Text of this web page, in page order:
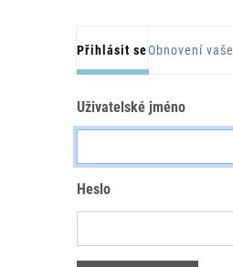
Hlavní
Přihlásit seObnovení
Uživatelské jméno
Heslo